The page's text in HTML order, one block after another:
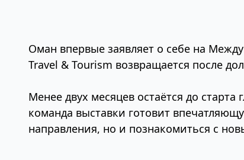
Оман впервые заявляет о себе на
Travel & Tourism возвращается после
Менее двух месяцев остаётся до
команда выставки готовит
направления, но и познакомиться с